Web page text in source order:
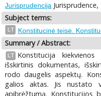
Jurisprudencija
Subject terms:
LT Konstitucinė teisė.
Summary / Abstract:
LT
Konstitucija
išskirtinis dokumentas,
rodo daugelis aspektų.
galios aktas. Jis nustato
apibrėžtumą. Konstitucijos